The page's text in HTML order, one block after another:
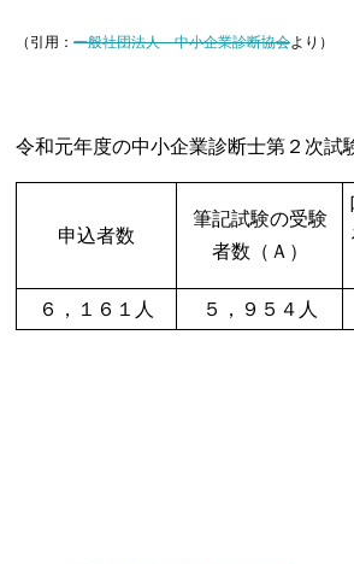
（引用： 一般社団法人 中小企業診断協会より）
令和元年度の中小企業診断士第２次試
申込者数
筆記試験の受験
者数（Ａ）
６，１６１人 ５，９５４人